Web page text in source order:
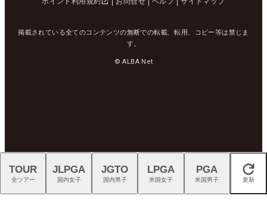
掲載されている全てのコンテンツの無断での転載、転用、コピー等は禁じま
す。
© ALBA Net
閉じる
TOUR
全ツアー
JLPGA
国内女子
JGTO
国内男子
LPGA
米国女子
PGA
米国男子 更新